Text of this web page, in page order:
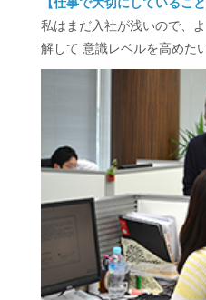
私はまだ入社が浅いので、
解して 意識レベルを高めた